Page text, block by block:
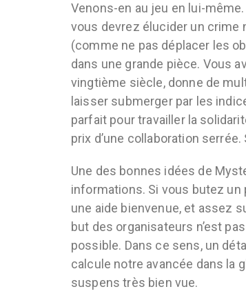
Venons-en au jeu en lui-
vous devrez élucider un crime
(comme ne pas déplacer les
dans une grande pièce. Vous
vingtième siècle, donne de
laisser submerger par les
parfait pour travailler la
prix d’une collaboration
Une des bonnes idées de
informations. Si vous butez un
une aide bienvenue, et assez
but des organisateurs n’est
possible. Dans ce sens, un
calcule notre avancée dans la
suspens très bien vue.